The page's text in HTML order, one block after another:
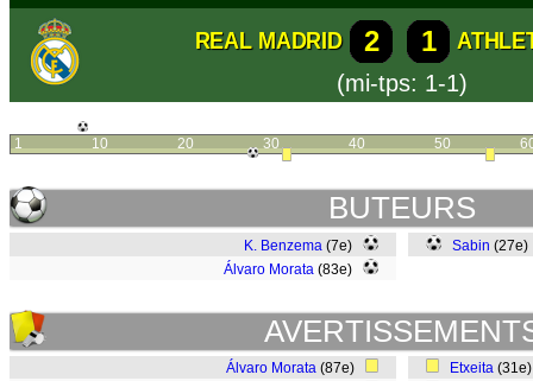
REAL MADRID 2 1
(mi-tps: 1-1)
1 10 20 30 40 50
BUTEURS
K. Benzema (7e)
Álvaro Morata (83e)
Sabin
Álvaro Morata (87e)
Etxeita